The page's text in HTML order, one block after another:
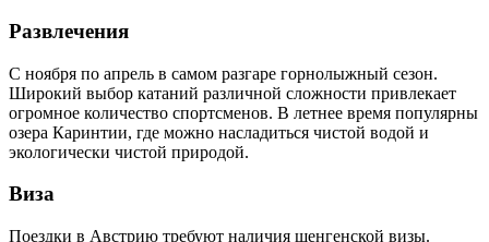
Развлечения
С ноября по апрель в самом разгаре горнолыжный сезон.
Широкий выбор катаний различной сложности привлекает
огромное количество спортсменов. В летнее время популярны
озера Каринтии, где можно насладиться чистой водой и
экологически чистой природой.
Виза
Поездки в Австрию требуют наличия шенгенской визы.